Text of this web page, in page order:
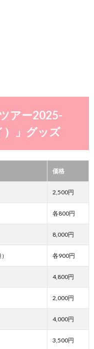
アー2025-
）」グッズ
価格
2,500円
各800円
8,000円
各900円
4,800円
2,000円
4,000円
3,500円